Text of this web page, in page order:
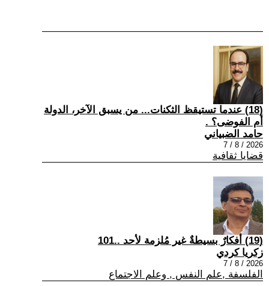
(18) عندما تستيقظ الثكنات... من يسبق الآخر، الدولة
أم الفوضى؟ .
حامد الضبياني
2026 / 8 / 7
قضايا ثقافية
(19) أفكارٌ بسيطةٌ غير مُلزمة لأحد ..101
زكريا كردي
2026 / 8 / 7
الفلسفة ,علم النفس , وعلم الاجتماع